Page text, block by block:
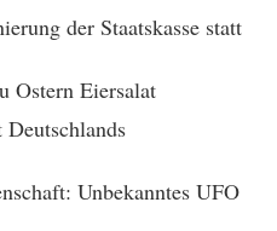
der Staatskasse statt
Ostern Eiersalat
Unbekanntes UFO